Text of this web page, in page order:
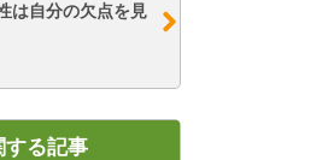
は自分の欠点を見
する記事